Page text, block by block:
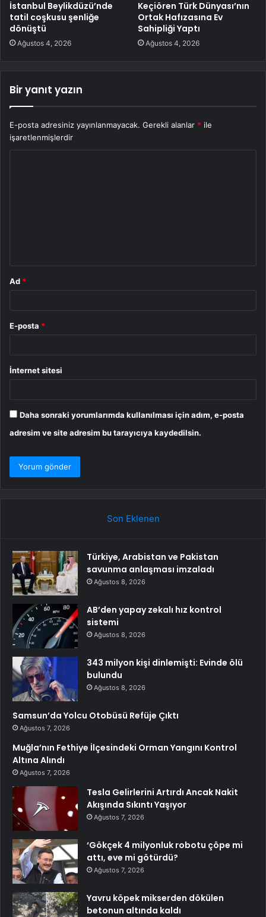
İstanbul Beylikdüzü’nde
tatil coşkusu şenliğe
dönüştü
Ağustos 4, 2026
Keçiören Türk Dünyası’nın
Ortak Hafızasına Ev
Sahipliği Yaptı
Ağustos 4, 2026
Bir yanıt yazın
E-posta adresiniz yayınlanmayacak. Gerekli alanlar * ile
işaretlenmişlerdir
Ad *
E-posta *
İnternet sitesi
Daha sonraki yorumlarımda kullanılması için adım, e-posta
adresim ve site adresim bu tarayıcıya kaydedilsin.
Son Eklenen
Türkiye, Arabistan ve Pakistan
savunma anlaşması imzaladı
Ağustos 8, 2026
AB’den yapay zekalı hız kontrol
sistemi
Ağustos 8, 2026
343 milyon kişi dinlemişti: Evinde ölü
bulundu
Ağustos 8, 2026
Samsun’da Yolcu Otobüsü Refüje Çıktı
Ağustos 7, 2026
Muğla’nın Fethiye İlçesindeki Orman Yangını Kontrol
Altına Alındı
Ağustos 7, 2026
Tesla Gelirlerini Artırdı Ancak Nakit
Akışında Sıkıntı Yaşıyor
Ağustos 7, 2026
‘Gökçek 4 milyonluk robotu çöpe mi
attı, eve mi götürdü?
Ağustos 7, 2026
Yavru köpek mikserden dökülen
betonun altında kaldı